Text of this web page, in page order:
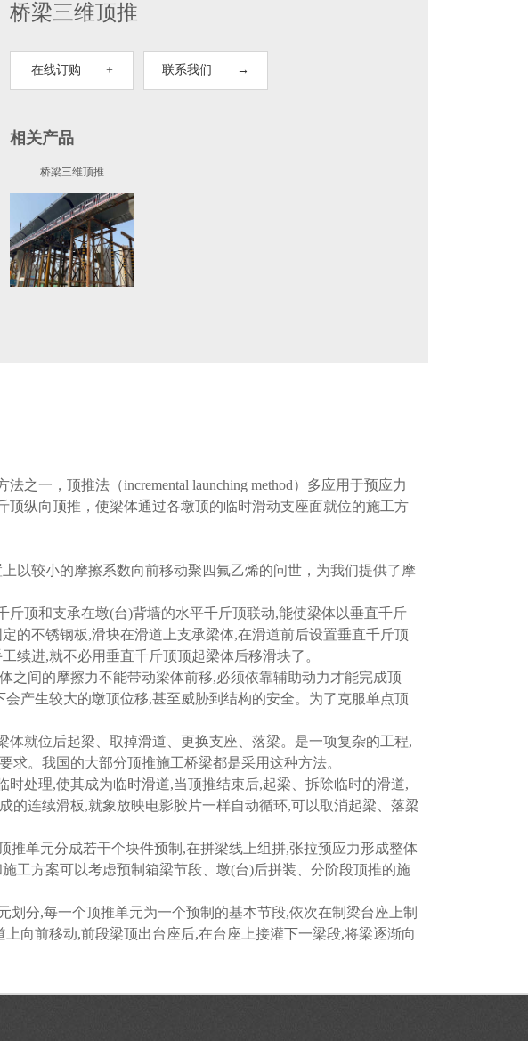
桥梁三维顶推
在线订购 + 联系我们 →
相关产品
桥梁三维顶推
一，顶推法（incremental launching method）多应用于预应力
纵向顶推，使梁体通过各墩顶的临时滑动支座面就位的施工方
以较小的摩擦系数向前移动聚四氟乙烯的问世，为我们提供了摩
顶和支承在墩(台)背墙的水平千斤顶联动,能使梁体以垂直千斤
的不锈钢板,滑块在滑道上支承梁体,在滑道前后设置垂直千斤顶
续进,就不必用垂直千斤顶顶起梁体后移滑块了。
之间的摩擦力不能带动梁体前移,必须依靠辅助动力才能完成顶
产生较大的墩顶位移,甚至威胁到结构的安全。为了克服单点顶
就位后起梁、取掉滑道、更换支座、落梁。是一项复杂的工程,
求。我国的大部分顶推施工桥梁都是采用这种方法。
处理,使其成为临时滑道,当顶推结束后,起梁、拆除临时的滑道,
的连续滑板,就象放映电影胶片一样自动循环,可以取消起梁、落梁
推单元分成若干个块件预制,在拼梁线上组拼,张拉预应力形成整体
工方案可以考虑预制箱梁节段、墩(台)后拼装、分阶段顶推的施
分,每一个顶推单元为一个预制的基本节段,依次在制梁台座上制
向前移动,前段梁顶出台座后,在台座上接灌下一梁段,将梁逐渐向